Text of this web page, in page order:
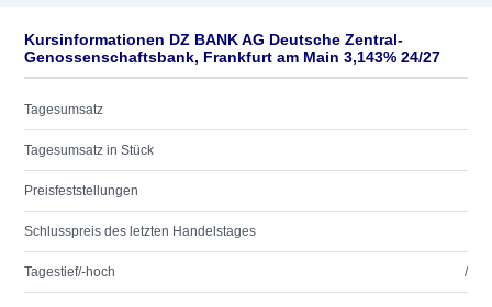
Kursinformationen DZ BANK AG Deutsche Zentral-
Genossenschaftsbank, Frankfurt am Main 3,143% 24/27
Tagesumsatz
Tagesumsatz in Stück
Preisfeststellungen
Schlusspreis des letzten Handelstages
Tagestief/-hoch /